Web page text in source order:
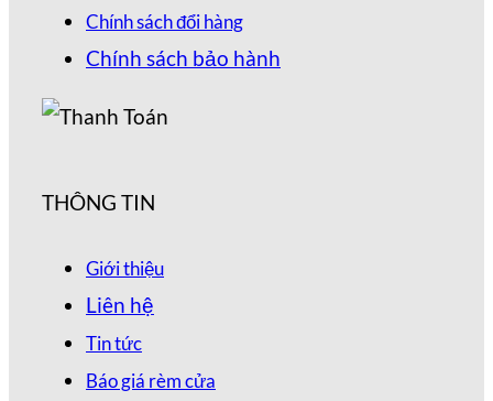
Chính sách đổi hàng
Chính sách bảo hành
THÔNG TIN
Giới thiệu
Liên hệ
Tin tức
Báo giá rèm cửa